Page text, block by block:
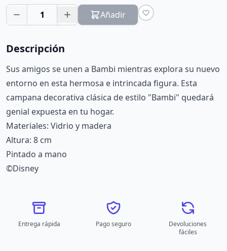
1 Añadir
Descripción
Sus amigos se unen a Bambi mientras explora su nuevo
entorno en esta hermosa e intrincada figura. Esta
campana decorativa clásica de estilo "Bambi" quedará
genial expuesta en tu hogar.
Materiales: Vidrio y madera
Altura: 8 cm
Pintado a mano
©Disney
Entrega rápida Pago seguro
Devoluciones
fáciles